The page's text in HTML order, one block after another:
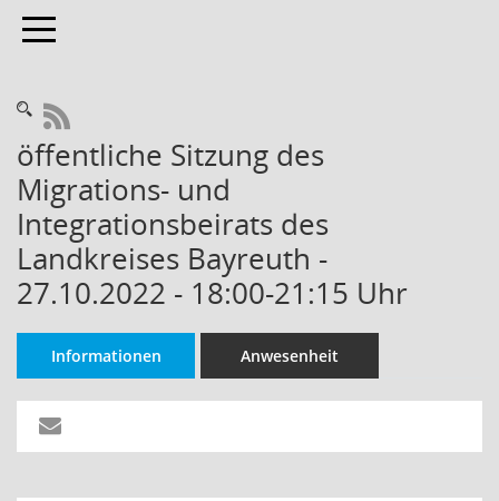
Toggle navigation
RSS-Feed
öffentliche Sitzung des
Migrations- und
Integrationsbeirats des
Landkreises Bayreuth -
27.10.2022 - 18:00-21:15 Uhr
Informationen Anwesenheit